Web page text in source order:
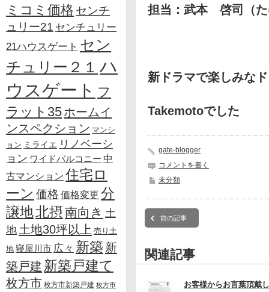
ミコミ価格 センチ
ュリー21 センチュリー
21ハウスゲート セン
チュリー２１ ハ
ウスゲート フ
ラット35ホームイ
ンスペクション マンシ
ョン ミライエ リノベーシ
ョン ワイドバルコニー 中
古マンション 住宅ロ
ーン 価格 価格変更 分
譲地北摂南向き 土
地 土地30坪以上 売り土
地 寝屋川市 広々 新築 新
築戸建 新築戸建て
枚方市 枚方市新築戸建 枚方市
担当：武本 啓司（
新ドラマで楽しみな
Takemotoでした
gate-blogger
コメントを書く
未分類
前の記事
関連記事
お客様からお言葉頂戴